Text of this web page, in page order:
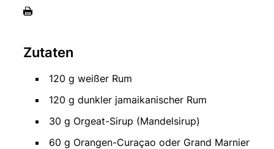
Zutaten
120 g weißer Rum
120 g dunkler jamaikanischer Rum
30 g Orgeat-Sirup (Mandelsirup)
60 g Orangen-Curaçao oder Grand Marnier